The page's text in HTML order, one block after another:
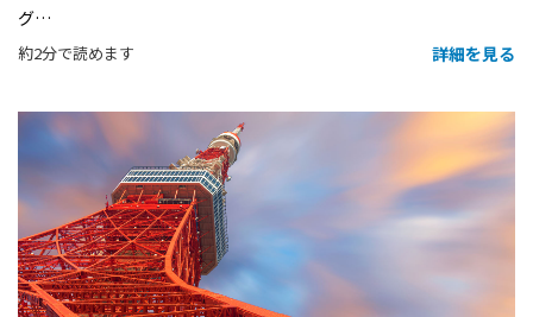
グ…
約2分で読めます 詳細を見る